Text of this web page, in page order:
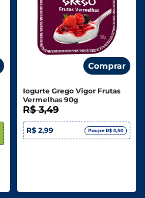
Comprar
Iogurte Grego Vigor Frutas
Vermelhas 90g
R$ 3,49
R$ 2,99 Poupe R$ 0,50